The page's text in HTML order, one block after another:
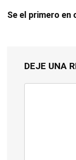
Se el primero
DEJE UNA